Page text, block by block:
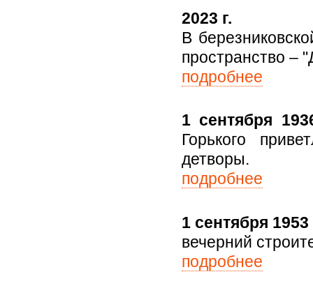
2023 г.
В
пространство –
подробнее
1 сентября
Горького
детворы.
подробнее
1 сентября 1953
вечерний
подробнее